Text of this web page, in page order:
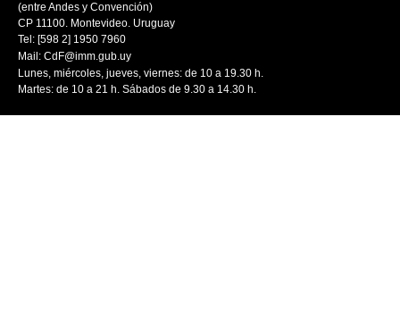
(entre Andes y Convención)
CP 11100. Montevideo. Uruguay
Tel: [598 2] 1950 7960
Mail: CdF@imm.gub.uy
Lunes, miércoles, jueves, viernes: de 10 a 19.30 h.
Martes: de 10 a 21 h. Sábados de 9.30 a 14.30 h.